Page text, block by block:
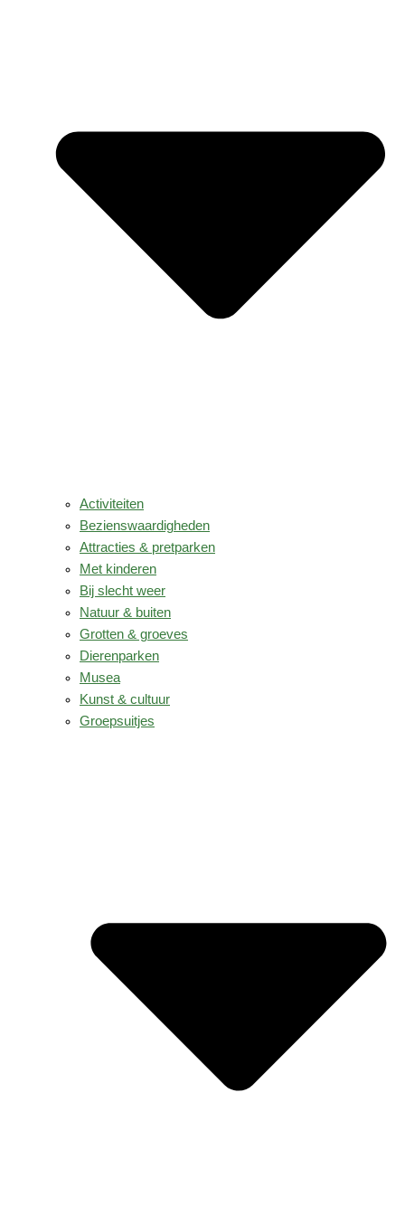
Activiteiten
Bezienswaardigheden
Attracties & pretparken
Met kinderen
Bij slecht weer
Natuur & buiten
Grotten & groeves
Dierenparken
Musea
Kunst & cultuur
Groepsuitjes